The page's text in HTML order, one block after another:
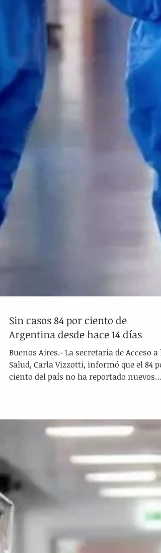
Sin casos 84 por ciento de
Argentina desde hace 14 días
ciento del país no ha reportado nuevos
casos del...